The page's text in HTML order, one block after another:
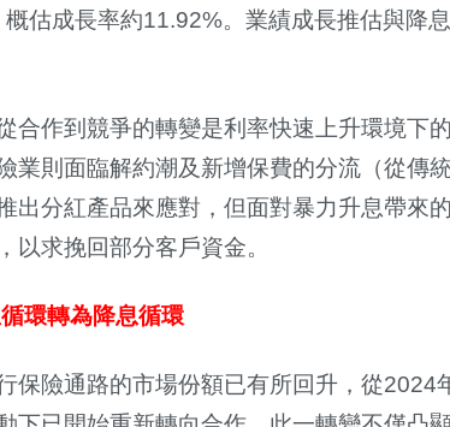
估成長率約11.92%。業績成長推估與降
合作到競爭的轉變是利率快速上升環境下
業則面臨解約潮及新增保費的分流（從傳
出分紅產品來應對，但面對暴力升息帶來
以求挽回部分客戶資金。
環轉為降息循環
保險通路的市場份額已有所回升，從